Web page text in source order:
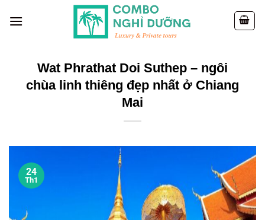
Wat Phrathat Doi Suthep – ngôi
chùa linh thiêng đẹp nhất ở Chiang
Mai
24
Th1